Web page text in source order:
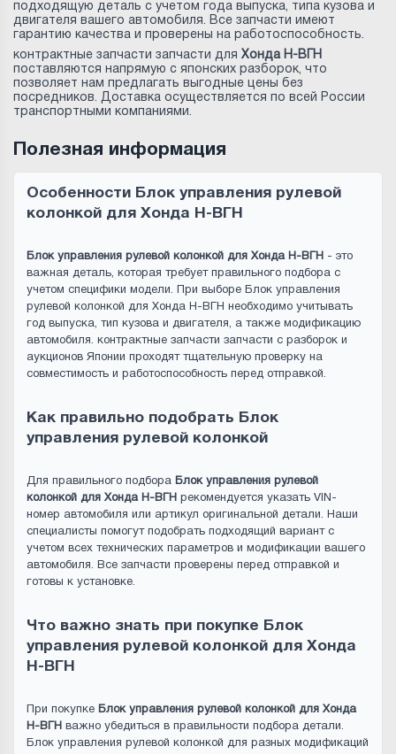
подходящую деталь с учетом года выпуска, типа кузова и
двигателя вашего автомобиля. Все запчасти имеют
гарантию качества и проверены на работоспособность.
контрактные запчасти запчасти для Хонда Н-ВГН
поставляются напрямую с японских разборок, что
позволяет нам предлагать выгодные цены без
посредников. Доставка осуществляется по всей России
транспортными компаниями.
Полезная информация
Особенности Блок управления рулевой
колонкой для Хонда Н-ВГН
Блок управления рулевой колонкой для Хонда Н-ВГН - это
важная деталь, которая требует правильного подбора с
учетом специфики модели. При выборе Блок управления
рулевой колонкой для Хонда Н-ВГН необходимо учитывать
год выпуска, тип кузова и двигателя, а также модификацию
автомобиля. контрактные запчасти запчасти с разборок и
аукционов Японии проходят тщательную проверку на
совместимость и работоспособность перед отправкой.
Как правильно подобрать Блок
управления рулевой колонкой
Для правильного подбора Блок управления рулевой
колонкой для Хонда Н-ВГН рекомендуется указать VIN-
номер автомобиля или артикул оригинальной детали. Наши
специалисты помогут подобрать подходящий вариант с
учетом всех технических параметров и модификации вашего
автомобиля. Все запчасти проверены перед отправкой и
готовы к установке.
Что важно знать при покупке Блок
управления рулевой колонкой для Хонда
Н-ВГН
При покупке Блок управления рулевой колонкой для Хонда
Н-ВГН важно убедиться в правильности подбора детали.
Блок управления рулевой колонкой для разных модификаций